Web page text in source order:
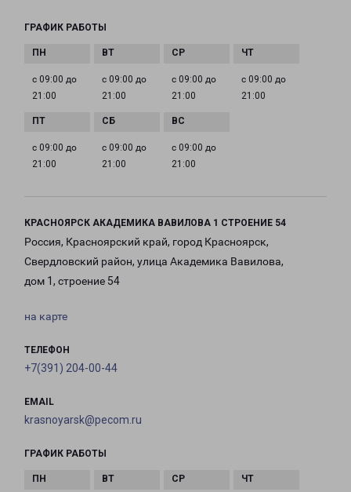
ГРАФИК РАБОТЫ
с 09:00 до
21:00
с 09:00 до
21:00
с 09:00 до
21:00
с 09:00 до
21:00
с 09:00 до
21:00
с 09:00 до
21:00
с 09:00 до
21:00
КРАСНОЯРСК АКАДЕМИКА ВАВИЛОВА 1 СТРОЕНИЕ 54
Россия, Красноярский край, город Красноярск,
Свердловский район, улица Академика Вавилова,
дом 1, строение 54
на карте
ТЕЛЕФОН
+7(391) 204-00-44
EMAIL
krasnoyarsk@pecom.ru
ГРАФИК РАБОТЫ